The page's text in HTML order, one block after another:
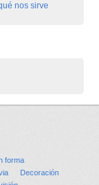
nos sirve
forma
Decoración